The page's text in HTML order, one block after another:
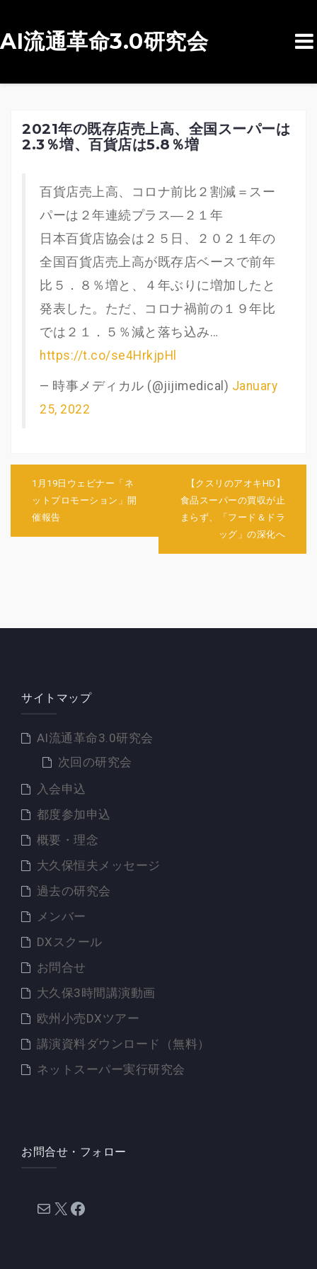
コ
AI流通革命3.0研究会
2021年の既存店売上高、全国スーパーは
2.3％増、百貨店は5.8％増
百貨店売上高、コロナ前比２割減＝スー
パーは２年連続プラス―２１年
日本百貨店協会は２５日、２０２１年の
全国百貨店売上高が既存店ベースで前年
比５．８％増と、４年ぶりに増加したと
発表した。ただ、コロナ禍前の１９年比
では２１．５％減と落ち込み…
https://t.co/se4HrkjpHl
— 時事メディカル (@jijimedical) January
25, 2022
ー
1月19日ウェビナー「ネ
ットプロモーション」開
催報告
【クスリのアオキHD】
食品スーパーの買収が止
まらず、「フード＆ドラ
ッグ」の深化へ
サイトマップ
AI流通革命3.0研究会
次回の研究会
入会申込
都度参加申込
概要・理念
大久保恒夫メッセージ
過去の研究会
メンバー
DXスクール
お問合せ
大久保3時間講演動画
欧州小売DXツアー
講演資料ダウンロード（無料）
ネットスーパー実行研究会
お問合せ・フォロー
メール X Facebook